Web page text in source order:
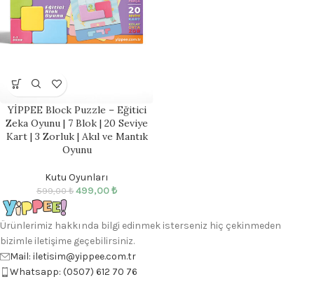
YİPPEE Block Puzzle – Eğitici
Zeka Oyunu | 7 Blok | 20 Seviye
Kart | 3 Zorluk | Akıl ve Mantık
Oyunu
Kutu Oyunları
599,00₺ 499,00₺
Ürünlerimiz hakkında bilgi edinmek isterseniz hiç çekinmeden
bizimle iletişime geçebilirsiniz.
Mail: iletisim@yippee.com.tr
Whatsapp: (0507) 612 70 76